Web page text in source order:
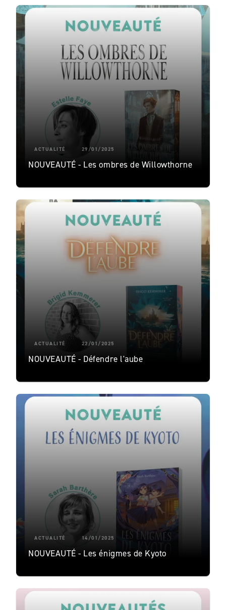
ACTUALITÉ 29/01/2025
NOUVEAUTÉ - Les ombres de Willowthorne
ACTUALITÉ 22/01/2025
NOUVEAUTÉ - Défendre l'aube
ACTUALITÉ 14/01/2025
NOUVEAUTÉ - Les énigmes de Kyoto